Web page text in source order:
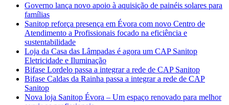
Governo lança novo apoio à aquisição de painéis solares para
famílias
Sanitop reforça presença em Évora com novo Centro de
Atendimento a Profissionais focado na eficiência e
sustentabilidade
Loja da Casa das Lâmpadas é agora um CAP Sanitop
Eletricidade e Iluminação
Bifase Lordelo passa a integrar a rede de CAP Sanitop
Bifase Caldas da Rainha passa a integrar a rede de CAP
Sanitop
Nova loja Sanitop Évora – Um espaço renovado para melhor